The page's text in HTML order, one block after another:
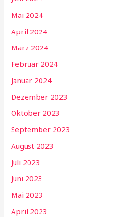
Mai 2024
April 2024
März 2024
Februar 2024
Januar 2024
Dezember 2023
Oktober 2023
September 2023
August 2023
Juli 2023
Juni 2023
Mai 2023
April 2023